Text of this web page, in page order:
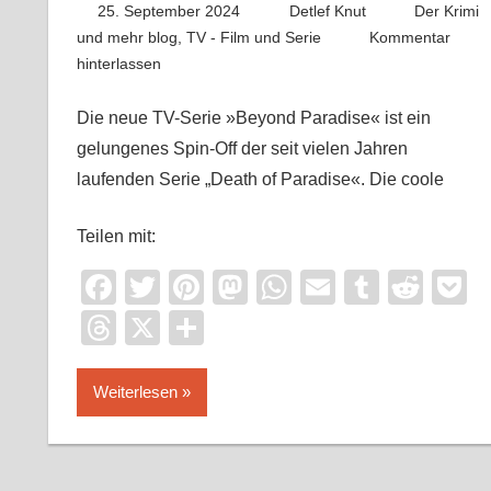
25. September 2024 Detlef Knut
Der Krimi
und mehr blog TV - Film und Serie
Kommentar
hinterlassen
Die neue TV-Serie »Beyond Paradise« ist ein
gelungenes Spin-Off der seit vielen Jahren
laufenden Serie „Death of Paradise«. Die coole
Teilen mit:
Facebook
TwitterPinterest
Mastodon
WhatsApp
EmailTumblr
Threads
X
Weiterlesen